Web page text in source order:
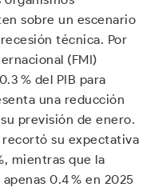
sobre un escenario
técnica. Por
(FMI)
% del PIB para
una reducción
previsión de enero.
recortó su expectativa
mientras que la
0.4 % en 2025